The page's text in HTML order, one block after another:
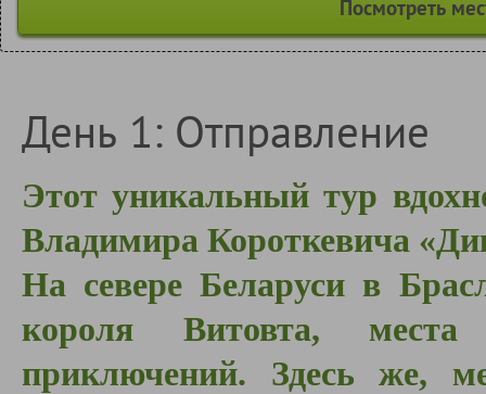
Посмотреть
День 1: Отправление
Этот уникальный тур
Владимира Короткевича
На севере Беларуси в
короля Витовта,
приключений. Здесь же,